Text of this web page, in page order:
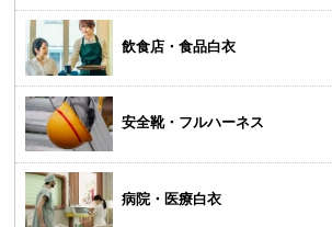
飲食店・食品白衣
安全靴・フルハーネス
病院・医療白衣